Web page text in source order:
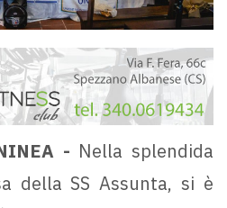
- Nella splendida
della SS Assunta, si è